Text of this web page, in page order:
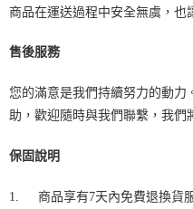
商品在運送過程中安全無虞，也
售後服務
您的滿意是我們持續努力的動力
助，歡迎隨時與我們聯繫，我們
保固說明
1.
商品享有7天內免費退換貨